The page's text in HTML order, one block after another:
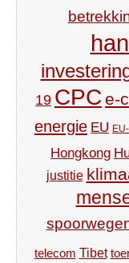
19 CPC e-
energie EU
Hongkong
justitie
telecom Tibet